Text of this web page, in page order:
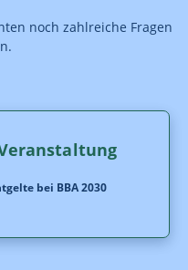
noch zahlreiche Fragen
bei BBA 2030